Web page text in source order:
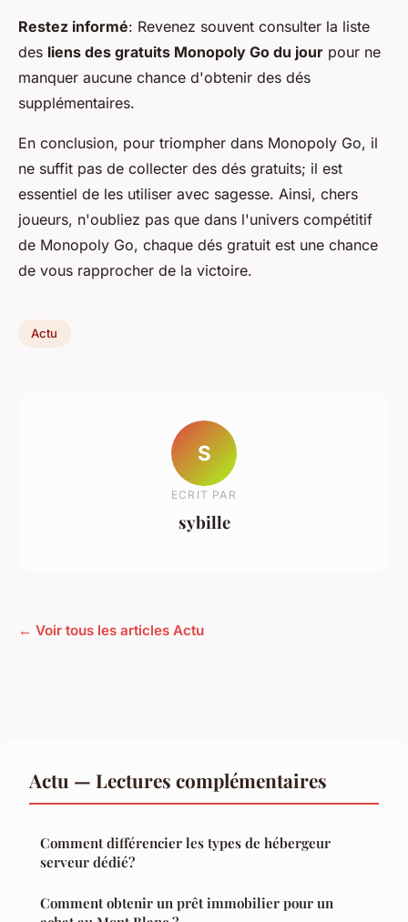
Restez informé: Revenez souvent consulter la liste
des liens des gratuits Monopoly Go du jour pour ne
manquer aucune chance d'obtenir des dés
supplémentaires.
En conclusion, pour triompher dans Monopoly Go, il
ne suffit pas de collecter des dés gratuits; il est
essentiel de les utiliser avec sagesse. Ainsi, chers
joueurs, n'oubliez pas que dans l'univers compétitif
de Monopoly Go, chaque dés gratuit est une chance
de vous rapprocher de la victoire.
Actu
S
ECRIT PAR
sybille
← Voir tous les articles Actu
Actu — Lectures complémentaires
Comment différencier les types de hébergeur
serveur dédié?
Comment obtenir un prêt immobilier pour un